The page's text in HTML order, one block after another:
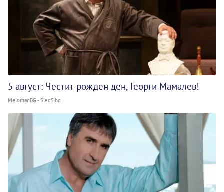
5 август: Честит рожден ден, Георги Мамалев!
MelomanBG - Sled5.bg